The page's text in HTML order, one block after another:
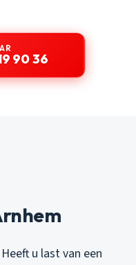
90 36
u last van een